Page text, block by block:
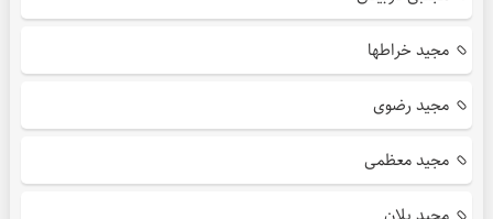
مجید خراطها
مجید رضوی
مجید معظمی